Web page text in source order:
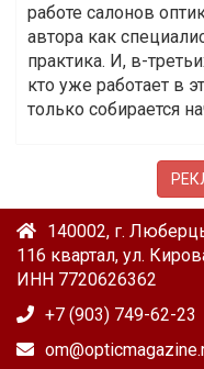
работе салонов
автора как
практика. И, в-
кто уже работает в
только собирается
140002, г.
116 квартал, ул.
ИНН 7720626362
+7 (903) 749-62-23